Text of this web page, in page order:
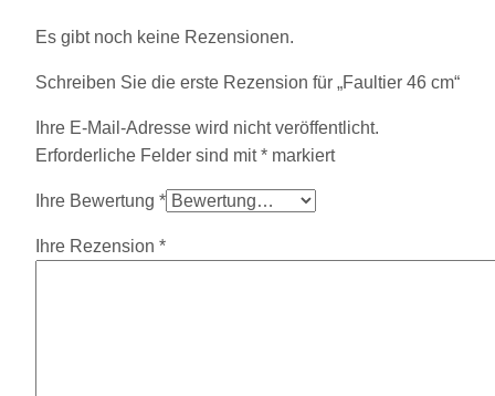
Es gibt noch keine Rezensionen.
Schreiben Sie die erste Rezension für „Faultier 46 cm“
Ihre E-Mail-Adresse wird nicht veröffentlicht.
Erforderliche Felder sind mit* markiert
Ihre Bewertung *
Ihre Rezension *